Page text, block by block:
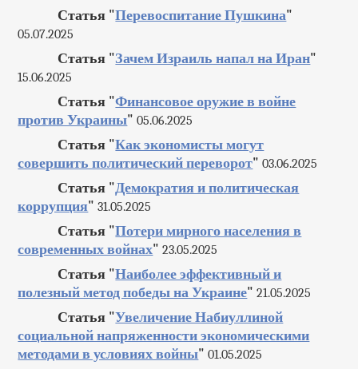
Статья "Перевоспитание Пушкина"
05.07.2025
Статья "Зачем Израиль напал на Иран"
15.06.2025
Статья "Финансовое оружие в войне
против Украины" 05.06.2025
Статья "Как экономисты могут
совершить политический переворот" 03.06.2025
Статья "Демократия и политическая
коррупция" 31.05.2025
Статья "Потери мирного населения в
современных войнах" 23.05.2025
Статья "Наиболее эффективный и
полезный метод победы на Украине" 21.05.2025
Статья "Увеличение Набиуллиной
социальной напряженности экономическими
методами в условиях войны" 01.05.2025